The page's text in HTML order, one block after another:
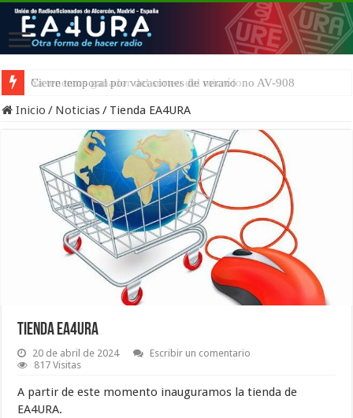
Ya tenemos ganador del sorteo del micrófono AV-908
Inicio / Noticias/ Tienda EA4URA
Tienda EA4URA
20 de abril de 2024
Escribir un comentario
817 Visitas
A partir de este momento inauguramos la tienda de
EA4URA.